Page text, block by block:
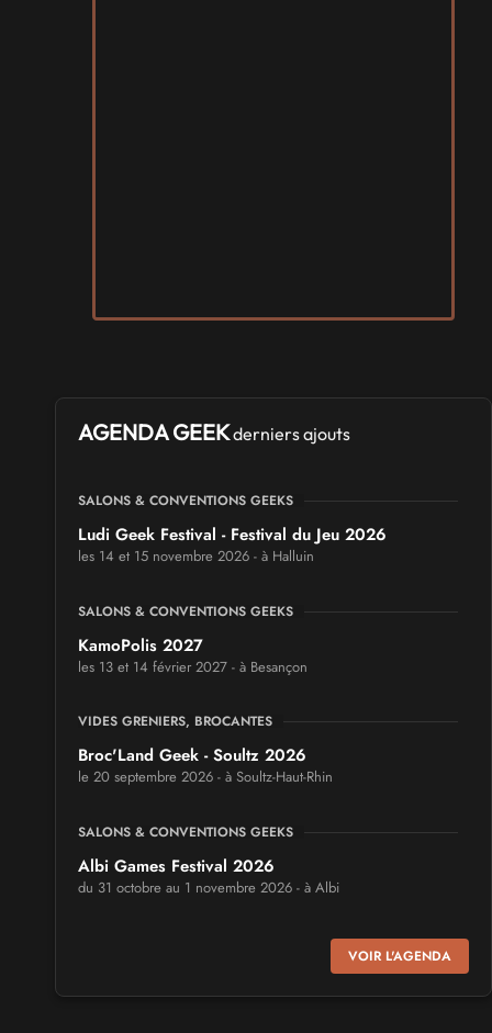
AGENDA GEEKderniers ajouts
SALONS & CONVENTIONS GEEKS
Ludi Geek Festival - Festival du Jeu 2026
les 14 et 15 novembre 2026 - à Halluin
SALONS & CONVENTIONS GEEKS
KamoPolis 2027
les 13 et 14 février 2027 - à Besançon
VIDES GRENIERS, BROCANTES
Broc'Land Geek - Soultz 2026
le 20 septembre 2026 - à Soultz-Haut-Rhin
SALONS & CONVENTIONS GEEKS
Albi Games Festival 2026
du 31 octobre au 1 novembre 2026 - à Albi
Virtual Calais - salon du jeu vidéo et des loisirs
numériques 2026
VOIR L'AGENDA